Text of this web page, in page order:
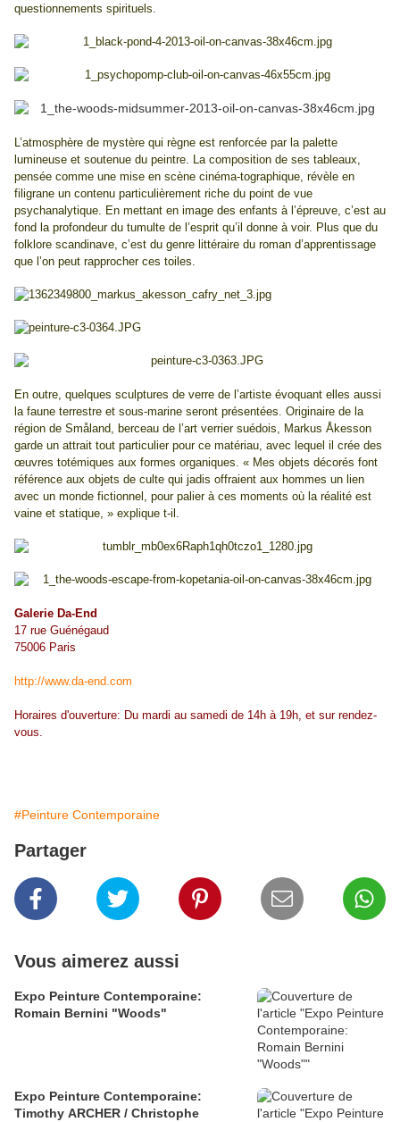
questionnements spirituels.
L’atmosphère de mystère qui règne est renforcée par la palette
lumineuse et soutenue du peintre. La composition de ses tableaux,
pensée comme une mise en scène cinéma-tographique, révèle en
filigrane un contenu particulièrement riche du point de vue
psychanalytique. En mettant en image des enfants à l’épreuve, c’est au
fond la profondeur du tumulte de l’esprit qu’il donne à voir. Plus que du
folklore scandinave, c’est du genre littéraire du roman d’apprentissage
que l’on peut rapprocher ces toiles.
En outre, quelques sculptures de verre de l’artiste évoquant elles aussi
la faune terrestre et sous-marine seront présentées. Originaire de la
région de Småland, berceau de l’art verrier suédois, Markus Åkesson
garde un attrait tout particulier pour ce matériau, avec lequel il crée des
œuvres totémiques aux formes organiques. « Mes objets décorés font
référence aux objets de culte qui jadis offraient aux hommes un lien
avec un monde fictionnel, pour palier à ces moments où la réalité est
vaine et statique, » explique t-il.
Galerie Da-End
17 rue Guénégaud
75006 Paris
http://www.da-end.com
Horaires d'ouverture: Du mardi au samedi de 14h à 19h, et sur rendez-
vous.
#Peinture Contemporaine
Partager
Vous aimerez aussi
Expo Peinture Contemporaine:
Romain Bernini "Woods"
Expo Peinture Contemporaine:
Timothy ARCHER / Christophe